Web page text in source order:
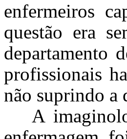
enfermeiros
questão era
departamento
profissionais
não suprindo a
A